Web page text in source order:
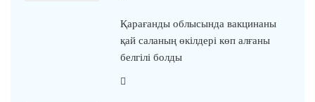
Қарағанды облысында вакцинаны
қай саланың өкілдері көп алғаны
белгілі болды